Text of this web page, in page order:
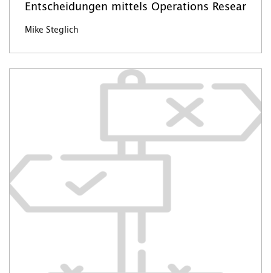
Entscheidungen mittels Operations Resear
Mike Steglich